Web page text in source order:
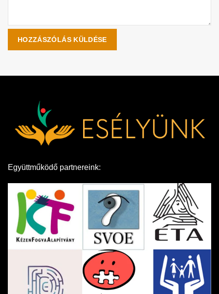
Együttműködő partnereink: